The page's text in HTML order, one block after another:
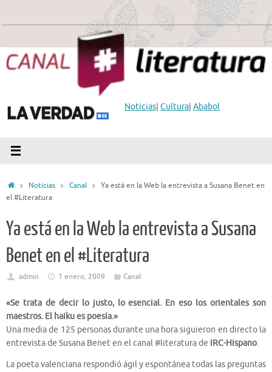
Noticias| Cultura| Ababol
InicioNoticias Canal
Ya está en la Web la entrevista a Susana Benet en
el #Literatura
Ya está en la Web la entrevista a Susana
Benet en el #Literatura
admin 1 enero, 2009 Canal
«Se trata de decir lo justo, lo esencial. En eso los orientales son
maestros. El haiku es poesía.»
Una media de 125 personas durante una hora siguieron en directo la
entrevista de Susana Benet en el canal #literatura de IRC-Hispano.
La poeta valenciana respondió ágil y espontánea todas las preguntas